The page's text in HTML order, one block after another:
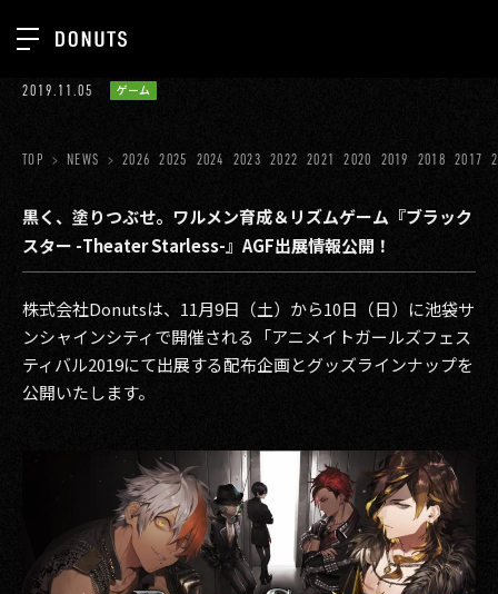
ジョブカン
ゲーム
ミクチャ
医療(CLIUS)
出版メディア
タテドラ
その他事業
TOP
ABOUT
SERVICES
GROUP
RECRUIT
CONTACT
PRIVACY POLICY
2019.11.05 ゲーム
TOP NEWS 2026 2025 2024 2023 2022 2021 2020 2019 2018 2017
黒く、塗りつぶせ。ワルメン育成＆リズムゲーム『ブラック
スター -Theater Starless-』AGF出展情報公開！
株式会社Donutsは、11月9日（土）から10日（日）に池袋サ
ンシャインシティで開催される「アニメイトガールズフェス
ティバル2019にて出展する配布企画とグッズラインナップを
公開いたします。